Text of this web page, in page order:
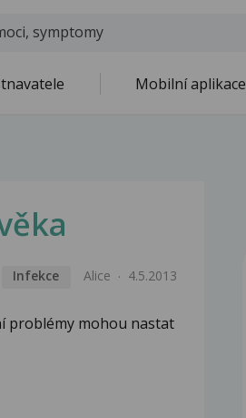
Mobilní aplikace
Infekce Alice 4.5.2013
problémy mohou nastat